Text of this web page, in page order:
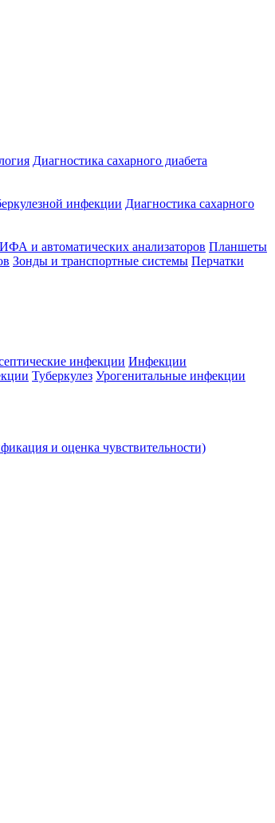
Диагностика сахарного диабета
инфекции Диагностика сахарного
и автоматических анализаторов Планшеты
Зонды и транспортные системы Перчатки
инфекции Инфекции
Туберкулез Урогенитальные инфекции
и оценка чувствительности)